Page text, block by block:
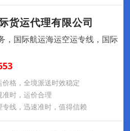
货运代理有限公司
，国际航运海运空运专线，国际
格，全境派送时效稳定
时，运价合理
线，迅速准时，值得信赖